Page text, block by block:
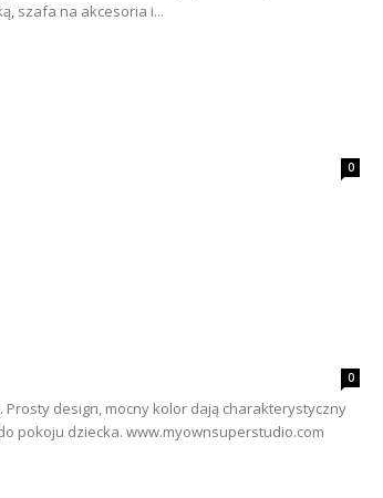
szafa na akcesoria i...
0
0
design, mocny kolor dają charakterystyczny
pokoju dziecka. www.myownsuperstudio.com